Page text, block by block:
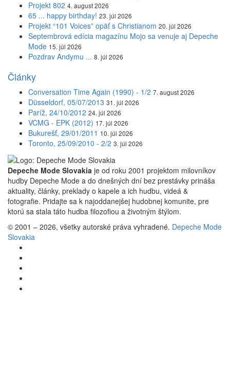
Projekt 802 4. august 2026
65 ... happy birthday! 23. júl 2026
Projekt “101 Voices” opäť s Christianom 20. júl 2026
Septembrová edícia magazínu Mojo sa venuje aj Depeche
Mode 15. júl 2026
Pozdrav Andymu ... 8. júl 2026
Články
Conversation Time Again (1990) - 1/2 7. august 2026
Düsseldorf, 05/07/2013 31. júl 2026
Paríž, 24/10/2012 24. júl 2026
VCMG - EPK (2012) 17. júl 2026
Bukurešť, 29/01/2011 10. júl 2026
Toronto, 25/09/2010 - 2/2 3. júl 2026
Depeche Mode Slovakia je od roku 2001 projektom milovníkov
hudby Depeche Mode a do dnešných dní bez prestávky prináša
aktuality, články, preklady o kapele a ich hudbu, videá &
fotografie. Pridajte sa k najoddanejšej hudobnej komunite, pre
ktorú sa stala táto hudba filozofiou a životným štýlom.
© 2001 – 2026, všetky autorské práva vyhradené. Depeche Mode
Slovakia